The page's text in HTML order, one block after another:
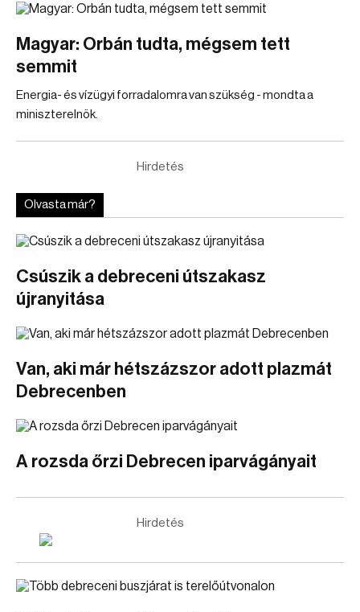
Magyar: Orbán tudta, mégsem tett
semmit
Energia- és vízügyi forradalomra van szükség - mondta a
miniszterelnök.
Hirdetés
Olvasta már?
Csúszik a debreceni útszakasz
újranyitása
Van, aki már hétszázszor adott plazmát
Debrecenben
A rozsda őrzi Debrecen iparvágányait
Hirdetés